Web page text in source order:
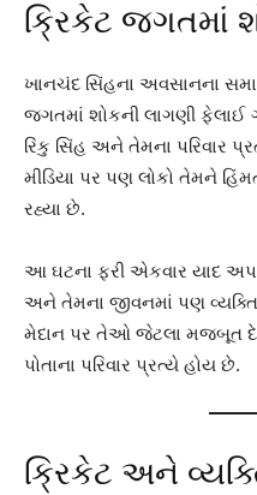
ક્રિકેટ જગતમાં
ખાનચંદ સિંહના અવસાનના
જગતમાં શોકની લાગણી
રિંકુ સિંહ અને તેમના પરિવાર
મીડિયા પર પણ લોકો તેમને
રહ્યા છે.
આ ઘટના ફરી એકવાર યાદ
અને તેમના જીવનમાં પણ
મેદાન પર તેઓ જેટલા મજબૂત
પોતાના પરિવાર પ્રત્યે હોય છે.
ક્રિકેટ અને